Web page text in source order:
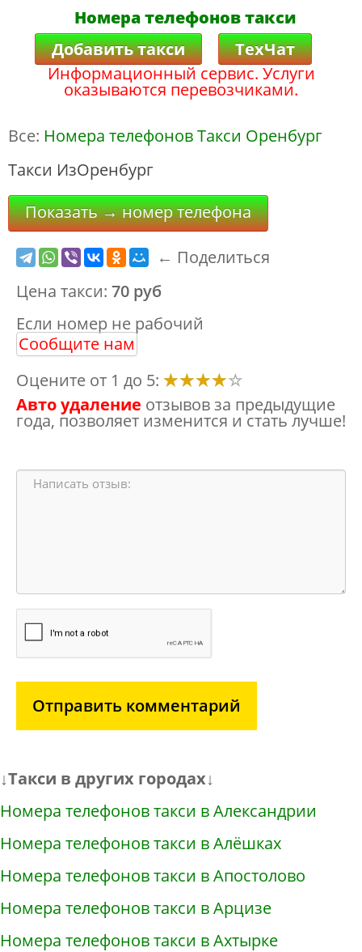
Номера телефонов такси
Добавить такси
ТехЧат
Информационный сервис. Услуги
оказываются перевозчиками.
Все: Номера телефонов Такси Оренбург
Такси ИзОренбург
Показать → номер телефона
← Поделиться
Цена такси: 70 руб
Если номер не рабочий
Сообщите нам
Оцените от 1 до 5:
Авто удаление отзывов за предыдущие
года, позволяет изменится и стать лучше!
Отправить комментарий
↓Такси в других городах↓
Номера телефонов такси в Александрии
Номера телефонов такси в Алёшках
Номера телефонов такси в Апостолово
Номера телефонов такси в Арцизе
Номера телефонов такси в Ахтырке